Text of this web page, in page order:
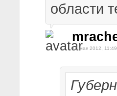
области
10 мая 2012, 11:49